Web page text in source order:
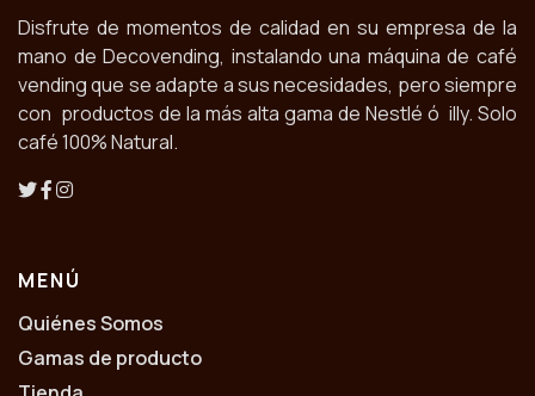
Disfrute de momentos de calidad en su empresa de la
mano de Decovending, instalando una máquina de café
vending que se adapte a sus necesidades, pero siempre
con productos de la más alta gama de Nestlé ó illy. Solo
café 100% Natural.
MENÚ
Quiénes Somos
Gamas de producto